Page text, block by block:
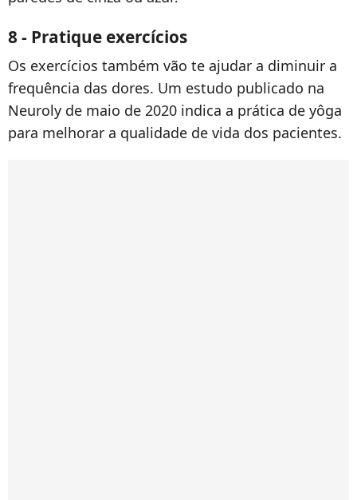
8 - Pratique exercícios
Os exercícios também vão te ajudar a diminuir a
frequência das dores. Um estudo publicado na
Neuroly de maio de 2020 indica a prática de yôga
para melhorar a qualidade de vida dos pacientes.